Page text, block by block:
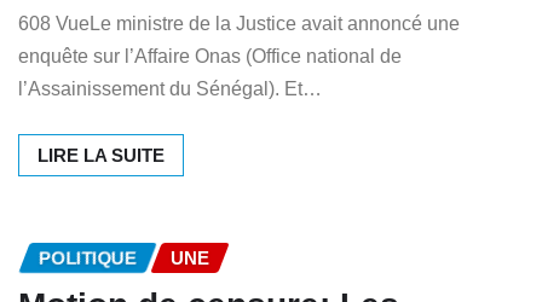
608 VueLe ministre de la Justice avait annoncé une
enquête sur l’Affaire Onas (Office national de
l’Assainissement du Sénégal). Et…
LIRE LA SUITE
POLITIQUE UNE